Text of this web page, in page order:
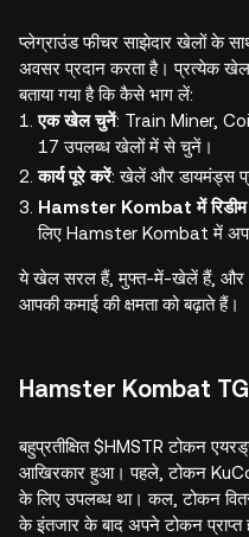
प्लेग्राउंड फीचर साझेदार खेलों के
अवसर प्रदान करता है। प्रत्येक
बताया गया है कि कैसे भाग लें:
एक खेल चुनें: Train Miner,
17 उपलब्ध खेलों में से चुनें।
कार्य पूरे करें: खेलें और डायमंड्स
Hamster Kombat में
लिए Hamster Kombat में
ये खेल सरल हैं, मुफ्त-में-खेलें हैं, और
आपकी कमाई की क्षमता को बढ़ाते हैं।
Hamster Kombat
बहुप्रतीक्षित $HMSTR टोकन
आखिरकार हुआ। पहले, टोकन
के लिए उपलब्ध था। कल, टोकन
के इंतजार के बाद अपने टोकन